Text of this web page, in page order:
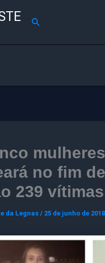
Pesquisar
no fim
239 vítimas
da Legnas / 25 de junho de 2018